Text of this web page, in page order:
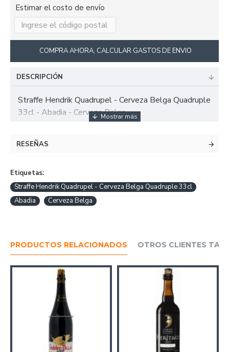
Estimar el costo de envío
COMPRA AHORA, CALCULAR GASTOS DE ENVIO
DESCRIPCIÓN
Straffe Hendrik Quadrupel - Cerveza Belga Quadruple
33cl - Abadia - Cerveza Belga
RESEÑAS
Etiquetas:
Straffe Hendrik Quadrupel - Cerveza Belga Quadruple 33cl
Abadia
Cerveza Belga
PRODUCTOS RELACIONADOS OTROS CLIENTES